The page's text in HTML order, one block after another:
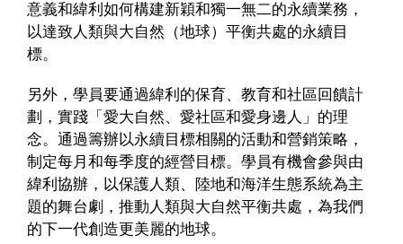
意義和緯利如何構建新穎和獨一無二的永續業務，
以達致人類與大自然（地球）平衡共處的永續目
標。
另外，學員要通過緯利的保育、教育和社區回饋計
劃，實踐「愛大自然、愛社區和愛身邊人」的理
念。通過籌辦以永續目標相關的活動和營銷策略，
制定每月和每季度的經營目標。學員有機會參與由
緯利協辦，以保護人類、陸地和海洋生態系統為主
題的舞台劇，推動人類與大自然平衡共處，為我們
的下一代創造更美麗的地球。